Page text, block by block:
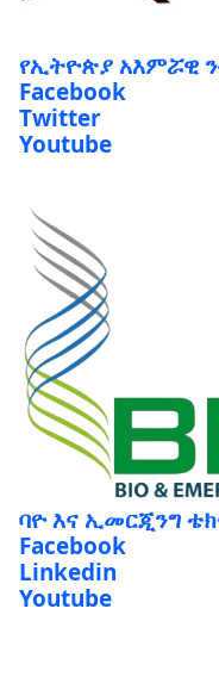
የኢትዮጵያ አእምሯዊ
Facebook
Twitter
Youtube
ባዮ እና ኢመርጂንግ
Facebook
Linkedin
Youtube